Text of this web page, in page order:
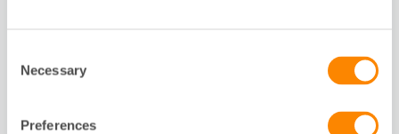
Selection
Necessary
Preferences